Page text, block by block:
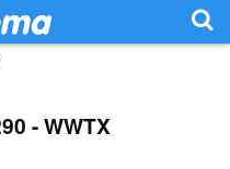
- WWTX